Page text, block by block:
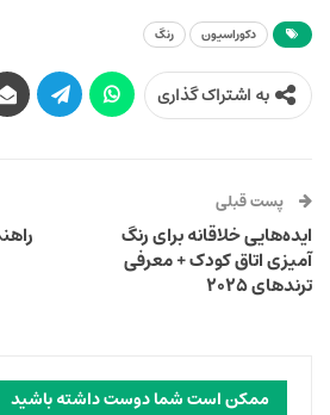
دکوراسیون رنگ
به اشتراک گذاری
پست قبلی
ایده‌هایی خلاقانه برای رنگ
آمیزی اتاق کودک + معرفی
ترندهای ۲۰۲۵
ممکن است شما دوست داشته باشید